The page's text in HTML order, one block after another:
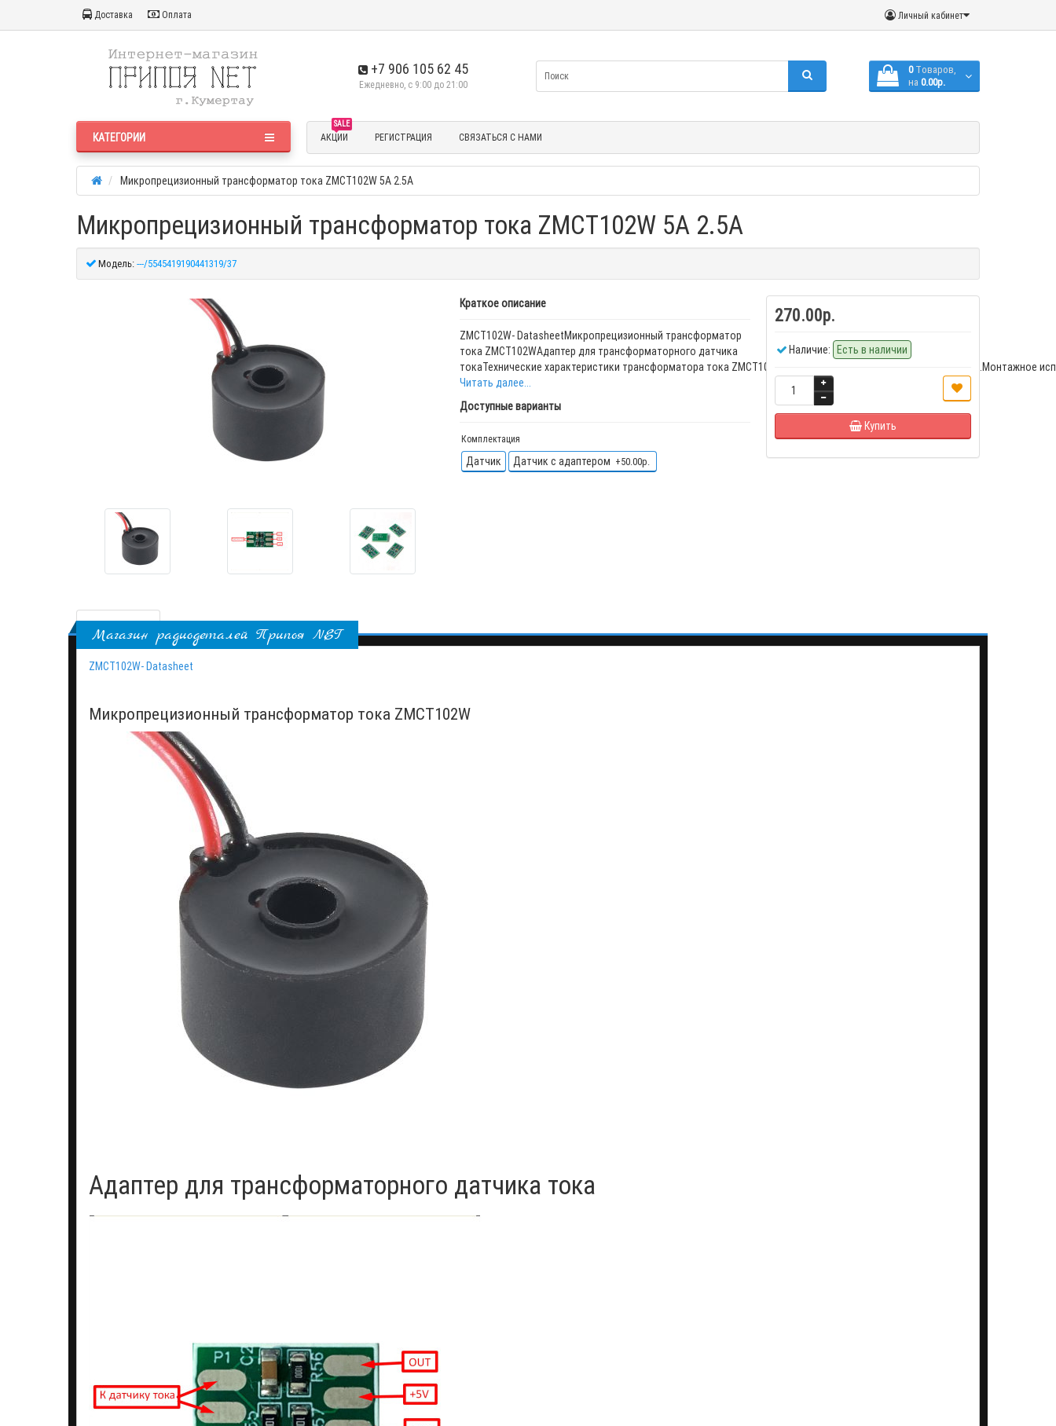
Доставка Оплата Личный кабинет
+7 906 105 62 45
Ежедневно, с 9:00 до 21:00
0 Tоваров,
на 0.00р.
КАТЕГОРИИ
SALE
АКЦИИ РЕГИСТРАЦИЯ СВЯЗАТЬСЯ С НАМИ
Микропрецизионный трансформатор тока ZMCT102W 5A 2.5A
Микропрецизионный трансформатор тока ZMCT102W 5A 2.5A
Модель:---/5545419190441319/37
Краткое описание
ZMCT102W- DatasheetМикропрецизионный трансформатор
тока ZMCT102WАдаптер для трансформаторного датчика
токаТехнические характеристики трансформатора тока ZMCT102WОсновные параметры:Частота: 50...400 Гц.Монтажное
Читать далее...
Доступные варианты
Комплектация
Датчик Датчик с адаптером +50.00р.
270.00р.
Наличие: Есть в наличии
Купить
Описание
ZMCT102W- Datasheet
Микропрецизионный трансформатор тока ZMCT102W
Адаптер для трансформаторного датчика тока
Магазин радиодеталей Припоя NET